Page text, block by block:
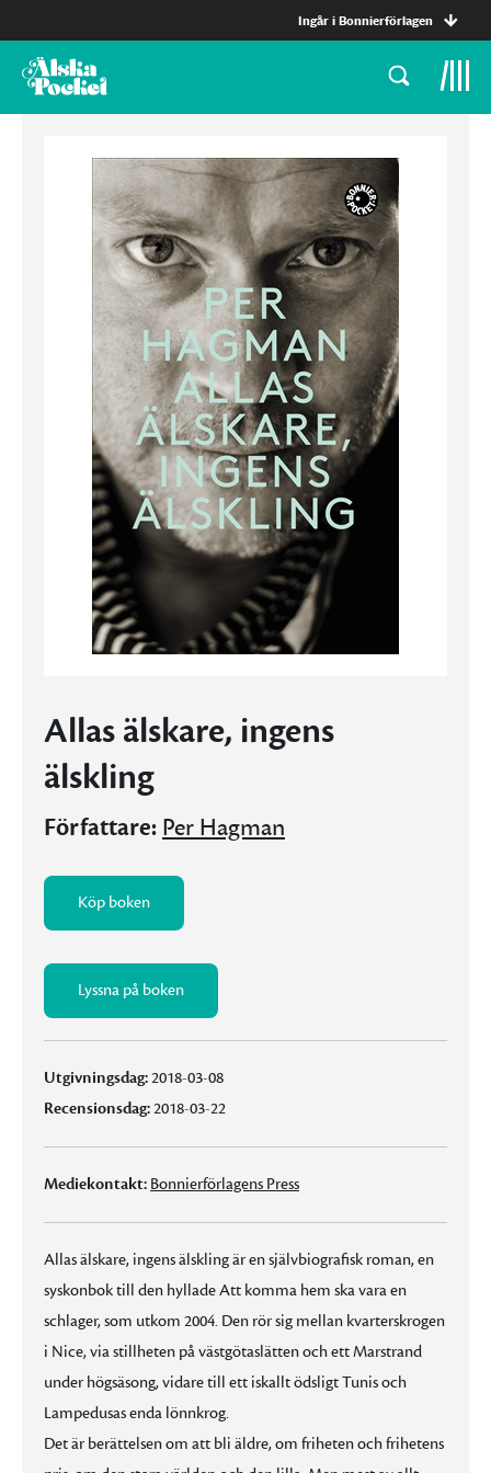
Ingår i Bonnierförlagen
Allas älskare, ingens
älskling
Författare: Per Hagman
Köp boken
Lyssna på boken
Utgivningsdag:2018-03-08
Recensionsdag:2018-03-22
Mediekontakt: Bonnierförlagens Press
Allas älskare, ingens älskling är en självbiografisk roman, en
syskonbok till den hyllade Att komma hem ska vara en
schlager, som utkom 2004. Den rör sig mellan kvarterskrogen
i Nice, via stillheten på västgötaslätten och ett Marstrand
under högsäsong, vidare till ett iskallt ödsligt Tunis och
Lampedusas enda lönnkrog.
Det är berättelsen om att bli äldre, om friheten och frihetens